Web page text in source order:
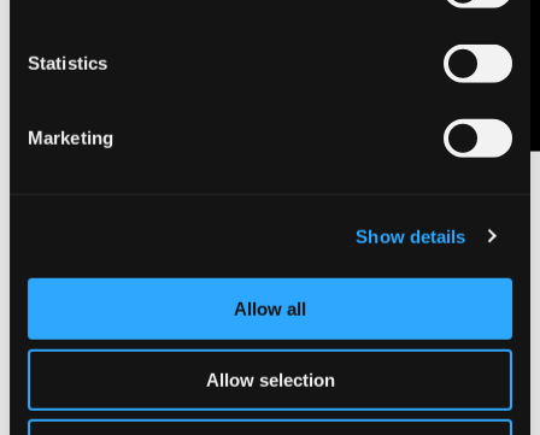
Statistics
Marketing
Show details
Allow all
Allow selection
Contáctanos